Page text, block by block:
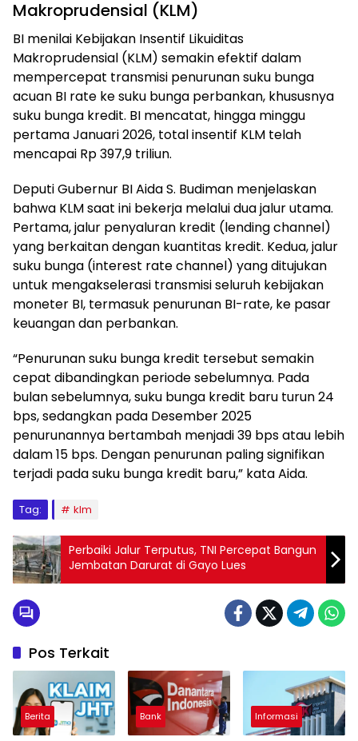
Makroprudensial (KLM)
BI menilai Kebijakan Insentif Likuiditas
Makroprudensial (KLM) semakin efektif dalam
mempercepat transmisi penurunan suku bunga
acuan BI rate ke suku bunga perbankan, khususnya
suku bunga kredit. BI mencatat, hingga minggu
pertama Januari 2026, total insentif KLM telah
mencapai Rp 397,9 triliun.
Deputi Gubernur BI Aida S. Budiman menjelaskan
bahwa KLM saat ini bekerja melalui dua jalur utama.
Pertama, jalur penyaluran kredit (lending channel)
yang berkaitan dengan kuantitas kredit. Kedua, jalur
suku bunga (interest rate channel) yang ditujukan
untuk mengakselerasi transmisi seluruh kebijakan
moneter BI, termasuk penurunan BI-rate, ke pasar
keuangan dan perbankan.
“Penurunan suku bunga kredit tersebut semakin
cepat dibandingkan periode sebelumnya. Pada
bulan sebelumnya, suku bunga kredit baru turun 24
bps, sedangkan pada Desember 2025
penurunannya bertambah menjadi 39 bps atau lebih
dalam 15 bps. Dengan penurunan paling signifikan
terjadi pada suku bunga kredit baru,” kata Aida.
Tag: klm
Perbaiki Jalur Terputus, TNI Percepat Bangun
Jembatan Darurat di Gayo Lues
Pos Terkait
Berita Bank Informasi